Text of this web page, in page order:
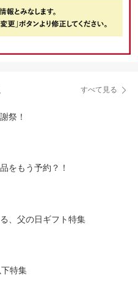
すべて見る
祭！
をもう予約？！
、父の日ギフト特集
特集